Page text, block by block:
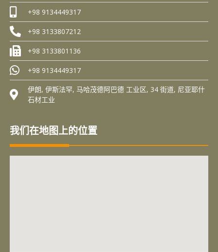
+98 9134449317
+98 3133807212
+98 3133801136
+98 9134449317
伊朗, 伊斯法罕, 马哈茂德阿巴德 工业区, 34 街道, 尼亚耶什
石材工业
我们在地图上的位置